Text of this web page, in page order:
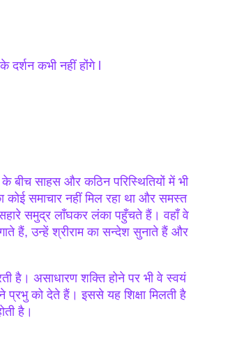
कभी नहीं होंगे l
बीच साहस और कठिन परिस्थितियों में भी
समाचार नहीं मिल रहा था और समस्त
समुद्र लाँघकर लंका पहुँचते हैं। वहाँ वे
हैं, उन्हें श्रीराम का सन्देश सुनाते हैं और
है। असाधारण शक्ति होने पर भी वे स्वयं
को देते हैं। इससे यह शिक्षा मिलती है
है।